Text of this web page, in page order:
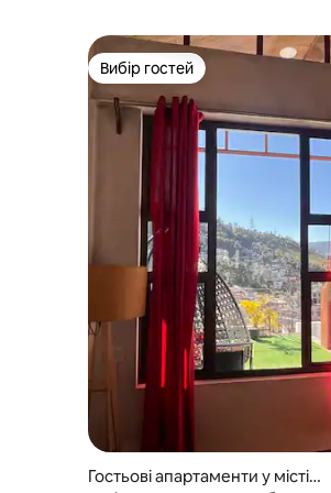
Вибір гостей
Вибір гостей
Гостьові апартаменти у місті S